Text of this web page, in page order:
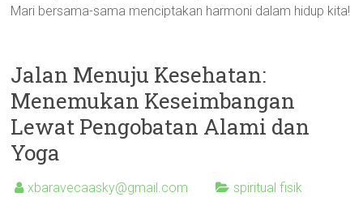
Mari bersama-sama menciptakan harmoni dalam hidup kita!
Jalan Menuju Kesehatan:
Menemukan Keseimbangan
Lewat Pengobatan Alami dan
Yoga
xbaravecaasky@gmail.com spiritual fisik